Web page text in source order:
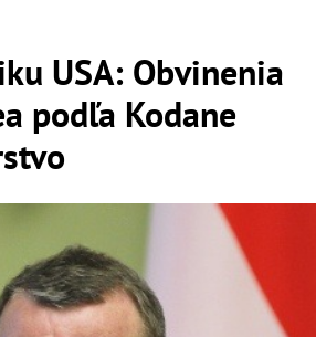
USA: Obvinenia
podľa Kodane